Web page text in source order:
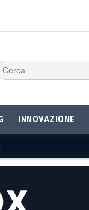
INNOVAZIONE